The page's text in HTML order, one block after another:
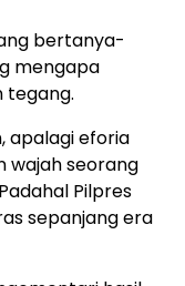
bertanya-
mengapa
tegang.
apalagi eforia
wajah seorang
Pilpres
sepanjang era